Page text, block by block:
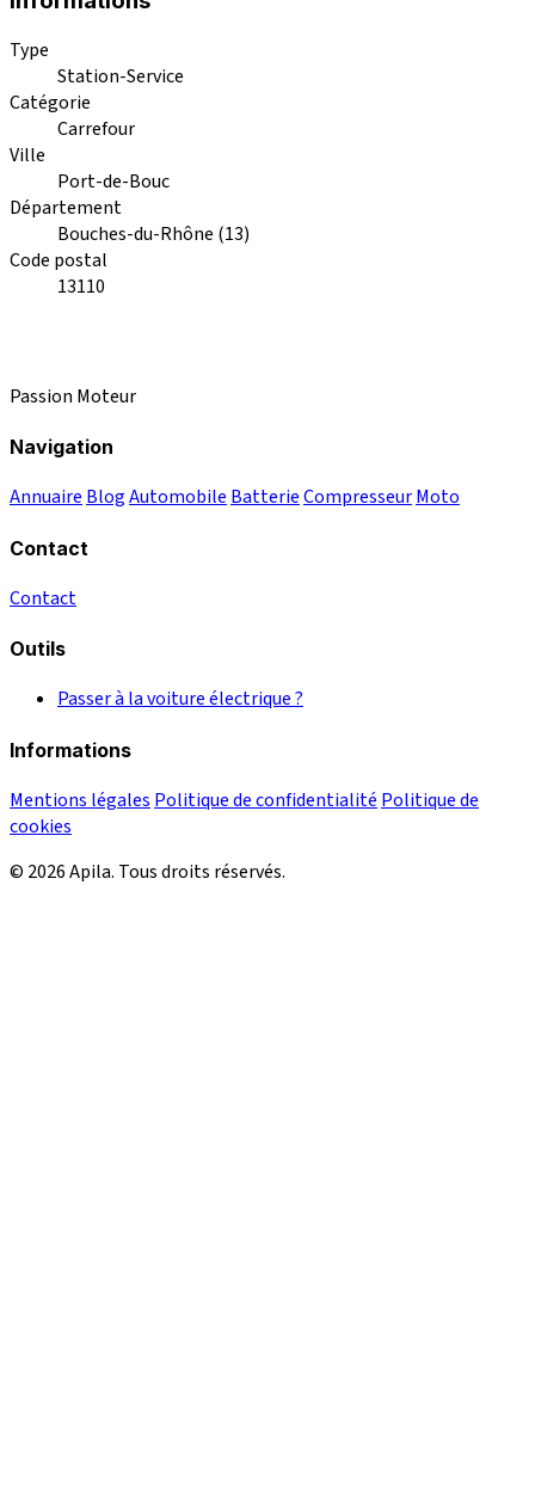
Type
Station-Service
Catégorie
Carrefour
Ville
Port-de-Bouc
Département
Bouches-du-Rhône (13)
Code postal
13110
Passion Moteur
Navigation
Annuaire BlogAutomobile BatterieCompresseurMoto
Contact
Contact
Outils
Passer à la voiture électrique ?
Informations
Mentions légales Politique de confidentialité Politique de
cookies
© 2026 Apila. Tous droits réservés.